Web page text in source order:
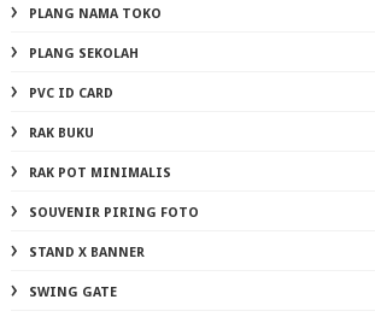
PLANG NAMA TOKO
PLANG SEKOLAH
PVC ID CARD
RAK BUKU
RAK POT MINIMALIS
SOUVENIR PIRING FOTO
STAND X BANNER
SWING GATE